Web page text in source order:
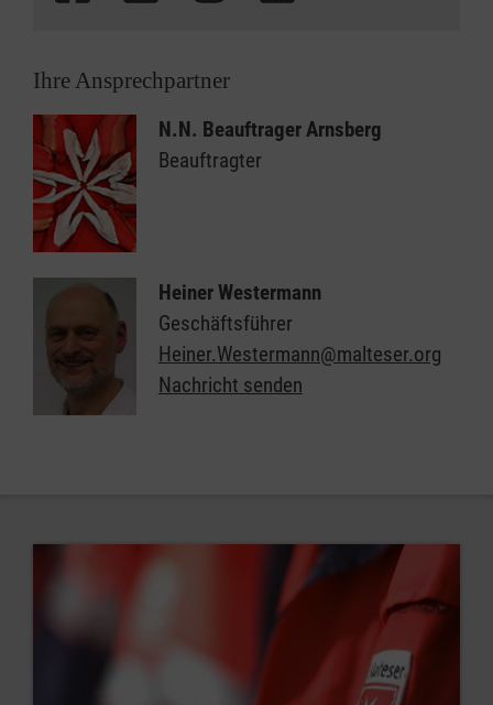
Ihre Ansprechpartner
N.N. Beauftrager Arnsberg
Beauftragter
Heiner Westermann
Geschäftsführer
Heiner.Westermann@malteser.org
Nachricht senden